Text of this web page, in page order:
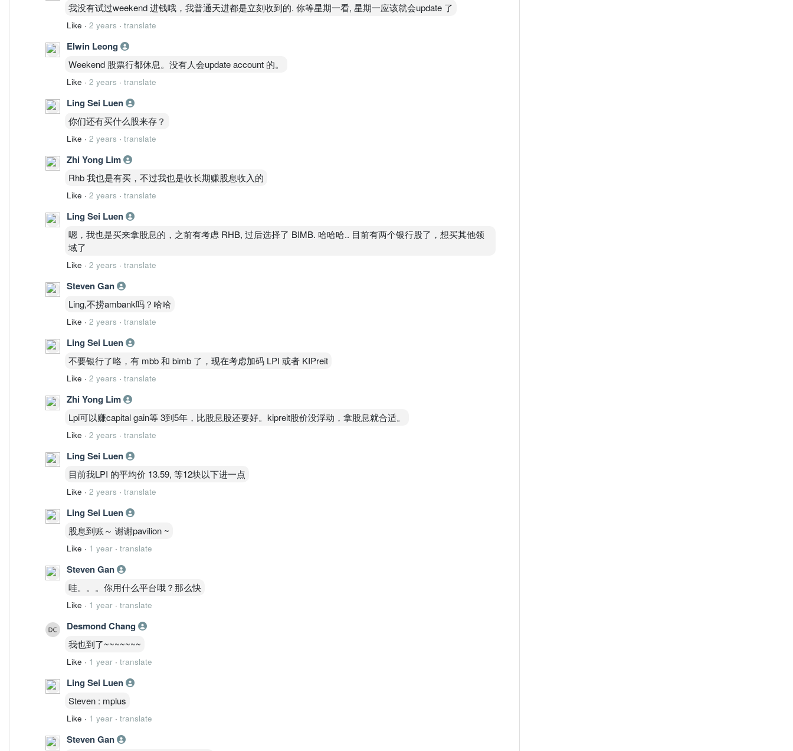
我没有试过weekend 进钱哦，我普通天进都是立刻收到的. 你等星期一看, 星期一应该就会update 了
Like · 2 years · translate
Elwin Leong
Weekend 股票行都休息。没有人会update account 的。
Like · 2 years · translate
Ling Sei Luen
你们还有买什么股来存？
Like · 2 years · translate
Zhi Yong Lim
Rhb 我也是有买，不过我也是收长期赚股息收入的
Like · 2 years · translate
Ling Sei Luen
嗯，我也是买来拿股息的，之前有考虑 RHB, 过后选择了 BIMB. 哈哈哈.. 目前有两个银行股了，想买其他领
域了
Like · 2 years · translate
Steven Gan
Ling,不捞ambank吗？哈哈
Like · 2 years · translate
Ling Sei Luen
不要银行了咯，有 mbb 和 bimb 了，现在考虑加码 LPI 或者 KIPreit
Like · 2 years · translate
Zhi Yong Lim
Lpi可以赚capital gain等 3到5年，比股息股还要好。kipreit股价没浮动，拿股息就合适。
Like · 2 years · translate
Ling Sei Luen
目前我LPI 的平均价 13.59, 等12块以下进一点
Like · 2 years · translate
Ling Sei Luen
股息到账～ 谢谢pavilion ~
Like · 1 year · translate
Steven Gan
哇。。。你用什么平台哦？那么快
Like · 1 year · translate
Desmond Chang
我也到了~~~~~~~
Like · 1 year · translate
Ling Sei Luen
Steven : mplus
Like · 1 year · translate
Steven Gan